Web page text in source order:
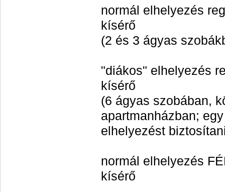
normál elhelyezés
kísérő
(2 és 3 ágyas
"diákos" elhelyezés
kísérő
(6 ágyas szobában,
apartmanházban;
elhelyezést
normál elhelyezés
kísérő